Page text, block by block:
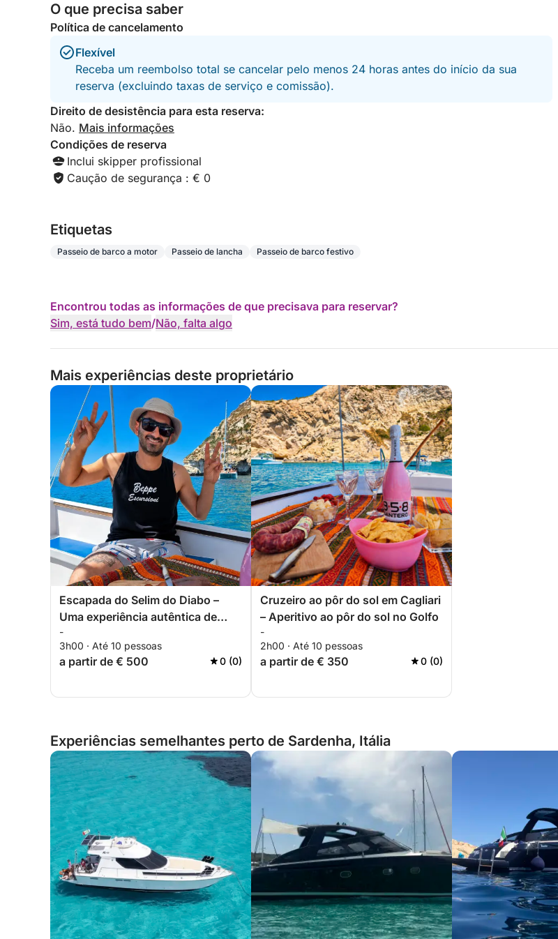
Quaisquer pedidos especiais podem ser discutidos diretamente com o proprietário antes da
Perfeito para casais, famílias ou grupos de amigos que desejam vivenciar um dia exclusivo na
costa de Cagliari, em meio à natureza, relaxamento e tradição.
O que precisa saber
Política de cancelamento
Flexível
Receba um reembolso total se cancelar pelo menos 24 horas antes do início da sua
reserva (excluindo taxas de serviço e comissão).
Direito de desistência para esta reserva:
Não. Mais informações
Condições de reserva
Inclui skipper profissional
Caução de segurança : € 0
Etiquetas
Passeio de barco a motor Passeio de lancha Passeio de barco festivo
Encontrou todas as informações de que precisava para reservar?
Sim, está tudo bem/Não, falta algo
Mais experiências deste proprietário
Escapada do Selim do Diabo –
Uma experiência autêntica de
barco em Cagliari
-
3h00 · Até 10 pessoas
a partir de € 500 0 (0)
Cruzeiro ao pôr do sol em Cagliari
– Aperitivo ao pôr do sol no Golfo
-
2h00 · Até 10 pessoas
a partir de € 350 0 (0)
Experiências semelhantes perto de Sardenha, Itália